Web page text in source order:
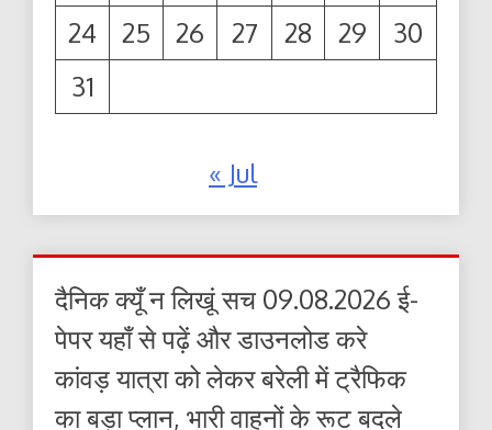
24
25 26 27 28 29
30
31
« Jul
दैनिक क्यूँ न लिखूं सच 09.08.2026 ई-
पेपर यहाँ से पढ़ें और डाउनलोड करे
कांवड़ यात्रा को लेकर बरेली में ट्रैफिक
का बड़ा प्लान, भारी वाहनों के रूट बदले